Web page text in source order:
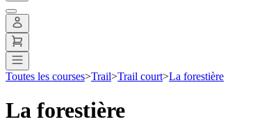
Toutes les courses>Trail>Trail court>La forestière
La forestière